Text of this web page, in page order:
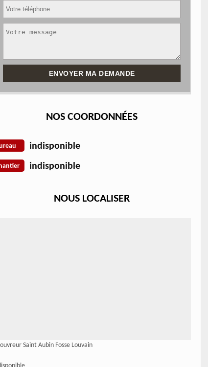
NOS COORDONNÉES
indisponible
indisponible
NOUS LOCALISER
Saint Aubin Fosse Louvain